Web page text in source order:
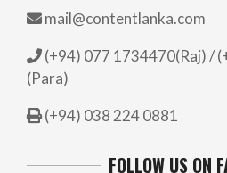
mail@contentlanka.com
(+94) 077 1734470(Raj) /
(Para)
(+94) 038 224 0881
FOLLOW US ON